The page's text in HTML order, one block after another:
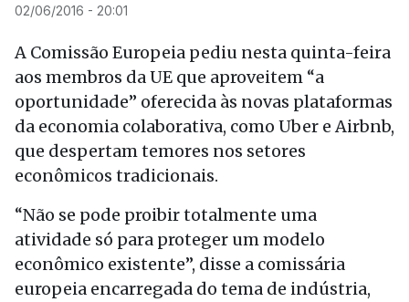
02/06/2016 - 20:01
A Comissão Europeia pediu nesta quinta-feira
aos membros da UE que aproveitem “a
oportunidade” oferecida às novas plataformas
da economia colaborativa, como Uber e Airbnb,
que despertam temores nos setores
econômicos tradicionais.
“Não se pode proibir totalmente uma
atividade só para proteger um modelo
econômico existente”, disse a comissária
europeia encarregada do tema de indústria,